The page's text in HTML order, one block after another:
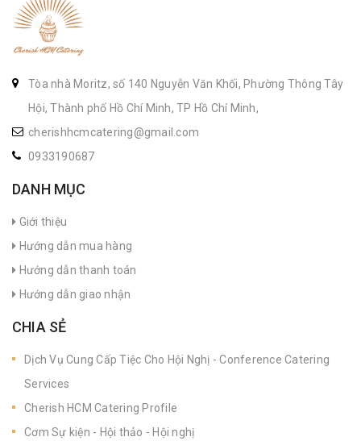
Tòa nhà Moritz, số 140 Nguyễn Văn Khối, Phường Thông Tây
Hội, Thành phố Hồ Chí Minh, TP Hồ Chí Minh,
cherishhcmcatering@gmail.com
0933190687
DANH MỤC
Giới thiệu
Hướng dẫn mua hàng
Hướng dẫn thanh toán
Hướng dẫn giao nhận
CHIA SẺ
Dịch Vụ Cung Cấp Tiệc Cho Hội Nghị - Conference Catering
Services
Cherish HCM Catering Profile
Cơm Sự kiện - Hội thảo - Hội nghị